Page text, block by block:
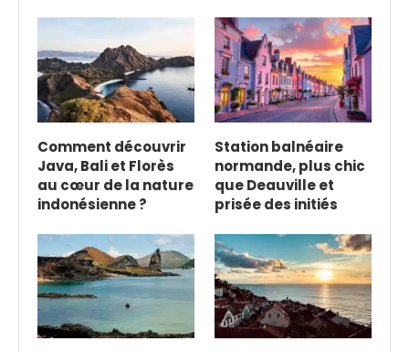
Comment découvrir
Java, Bali et Florès
au cœur de la nature
indonésienne ?
Station balnéaire
normande, plus chic
que Deauville et
prisée des initiés